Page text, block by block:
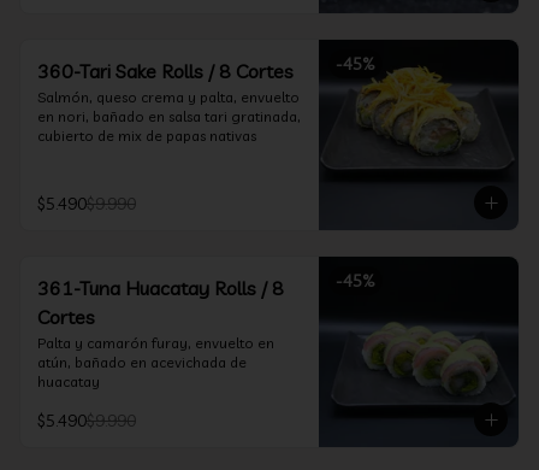
-45%
360-Tari Sake Rolls / 8 Cortes
Salmón, queso crema y palta, envuelto
en nori, bañado en salsa tari gratinada,
cubierto de mix de papas nativas
$5.490$9.990
-45%
361-Tuna Huacatay Rolls / 8
Cortes
Palta y camarón furay, envuelto en
atún, bañado en acevichada de
huacatay
$5.490$9.990